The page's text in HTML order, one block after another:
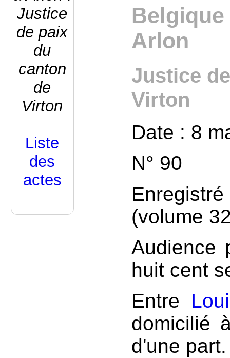
Belgique
Arlon
Justice
Virton
Date : 8
N° 90
(volume
Audience
huit cent
Entre
domicilié
d'une part.
Justice
de paix
du
canton
de
Virton
Liste
des
actes